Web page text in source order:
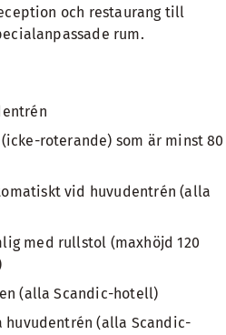
och restaurang till
rum.
roterande) som är minst 80
vid huvudentrén (alla
med rullstol (maxhöjd 120
(alla Scandic-hotell)
(alla Scandic-